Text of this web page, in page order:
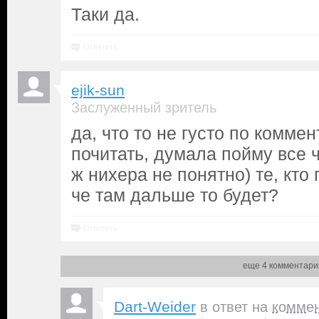
Таки да.
ejik-sun
Заслуженный зритель
да, что то не густо по
почитать, думала пойму все
ж нихера не понятно) те, кто
че там дальше то будет?
еще 4
Dart-Weider в ответ на